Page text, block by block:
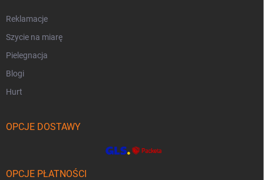
Reklamacje
Szycie na miarę
Pielegnacja
Blogi
Hurt
OPCJE DOSTAWY
OPCJE PŁATNOŚCI